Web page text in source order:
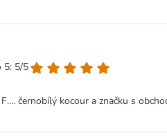
5: 5/5
černobílý kocour a značku s